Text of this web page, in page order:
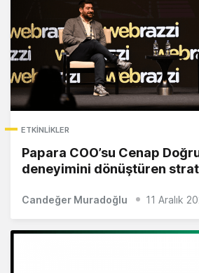
ETKINLIKLER
Papara COO’su Cenap
deneyimini dönüştüren
Candeğer Muradoğlu 11 Aralık